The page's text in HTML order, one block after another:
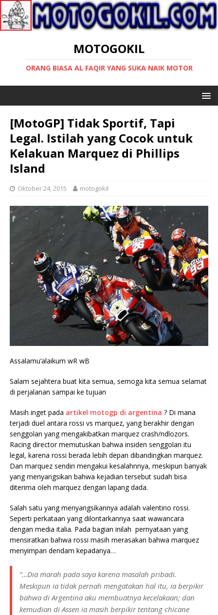
MOTOGOKIL
ORANG BIASA AL FAQIR YANG SUKA NAIK MOTOR
[MotoGP] Tidak Sportif, Tapi
Legal. Istilah yang Cocok untuk
Kelakuan Marquez di Phillips
Island
Oktober 24, 2015 motogokil
Assalamu’alaikum wR wB
Salam sejahtera buat kita semua, semoga kita semua selamat
di perjalanan sampai ke tujuan
Masih inget pada artikel motogp di argentina ? Di mana
terjadi duel antara rossi vs marquez, yang berakhir dengan
senggolan yang mengakibatkan marquez crash/ndlozors.
Racing director memutuskan bahwa insiden senggolan itu
legal, karena rossi berada lebih depan dibandingkan marquez.
Dan marquez sendiri mengakui kesalahnnya, meskipun banyak
yang menyangsikan bahwa kejadian tersebut sudah bisa
diterima oleh marquez dengan lapang dada.
Salah satu yang menyangsikannya adalah valentino rossi.
Seperti perkataan yang dilontarkannya saat wawancara
dengan media italia. Pada bagian inilah pernyataan yang
mensiratkan bahwa rossi masih merasakan bahwa marquez
menyimpan dendam kepadanya…
“…Dia marah pada saya karena masalah pribadi.
Meskipun ia tidak pernah mengatakan hal itu, ia berpikir
bahwa di Argentina aku membuatnya kecelakaan; dan
kemudian di Assen ia masih berpikir tentang chicane